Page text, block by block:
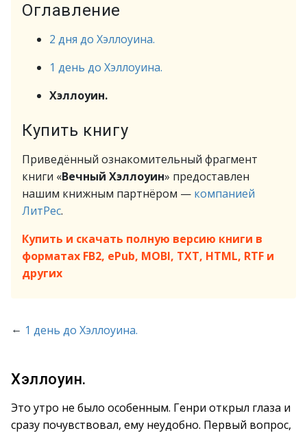
Оглавление
2 дня до Хэллоуина.
1 день до Хэллоуина.
Хэллоуин.
Купить книгу
Приведённый ознакомительный фрагмент
книги «Вечный Хэллоуин» предоставлен
нашим книжным партнёром — компанией
ЛитРес.
Купить и скачать полную версию книги в
форматах FB2, ePub, MOBI, TXT, HTML, RTF и
других
← 1 день до Хэллоуина.
Хэллоуин.
Это утро не было особенным. Генри открыл глаза и
сразу почувствовал, ему неудобно. Первый вопрос,